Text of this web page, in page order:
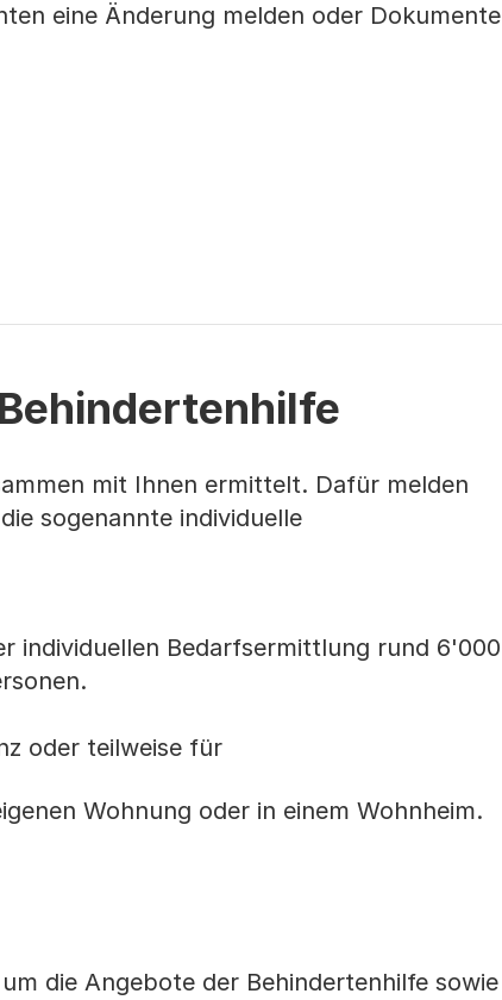
eine Änderung melden oder Dokumente
mit Ihnen ermittelt. Dafür melden
sogenannte individuelle
individuellen Bedarfsermittlung rund 6'000
oder teilweise für
Wohnung oder in einem Wohnheim.
die Angebote der Behindertenhilfe sowie